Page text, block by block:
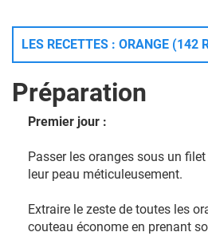
LES RECETTES : ORANGE (142
Préparation
Premier jour :
Passer les oranges sous un
leur peau méticuleusement.
Extraire le zeste de toutes les
couteau économe en prenant